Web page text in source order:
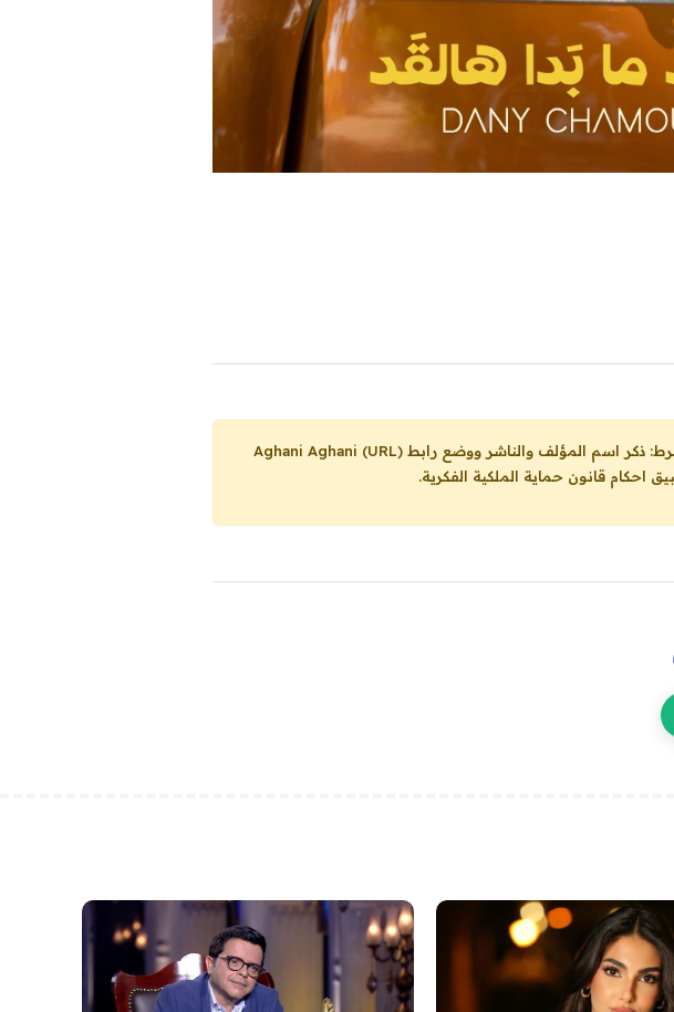
Aghani Aghani (URL)
احكام قانون حماية الملكية الفكرية.